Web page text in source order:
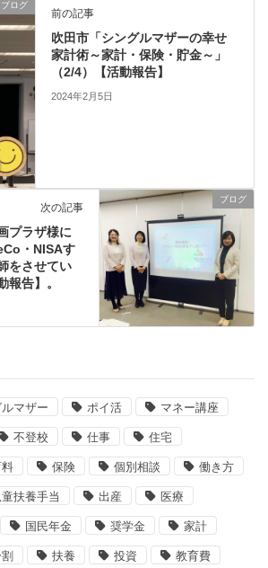
ブログ
前の記事
吹田市「シングルマザーの幸せ
家計術～家計・保険・貯金～」
（2/4）【活動報告】
2024年2月5日
ブログ
次の記事
プラザ様に
・NISAす
をさせてい
報告】。
マザー ポイ活 マネー講座
不登校 仕事 住宅
保険 個別相談 働き方
童扶養手当 出産 医療
国民年金 奨学金 家計
扶養 投資 教育費